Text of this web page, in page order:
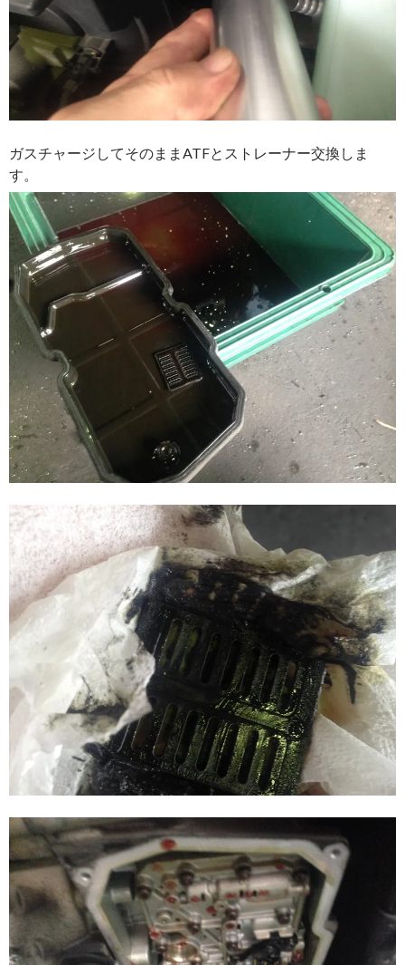
ガスチャージしてそのままATFとストレーナー交換しま
す。